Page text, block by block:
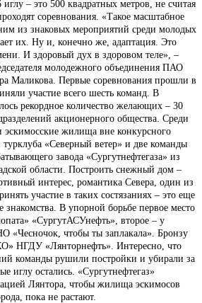
– это 500 квадратных метров, не считая
соревнования. «Такое масштабное
из знаковых мероприятий среди молодых
их. Ну и, конечно же, адаптация. Это
И здоровый дух в здоровом теле», –
молодежного объединения ПАО
Маликова. Первые соревнования прошли в
участие всего шесть команд. В
рекордное количество желающих – 30
акционерного общества. Среди
жилища вне конкурсного
турклуба «Северный ветер» и две команды
завода «Сургутнефтегаза» из
области. Построить снежный дом –
интерес, романтика Севера, один из
участие в таких состязаниях – это еще
знакомства. В упорной борьбе первое место
«СургутАСУнефть», второе – у
«Чесночок, чтобы ты заплакала». Бронзу
НГДУ «Лянторнефть». Интересно, что
команды рушили постройки и убирали за
иглу остались. «Сургутнефтегаз»
Лянтора, чтобы жилища эскимосов
пока не растают.